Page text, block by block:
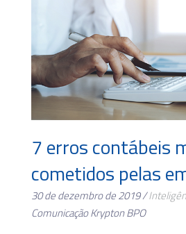
7 erros contábeis
cometidos pelas
30 de dezembro de 2019 /
Comunicação Krypton BPO